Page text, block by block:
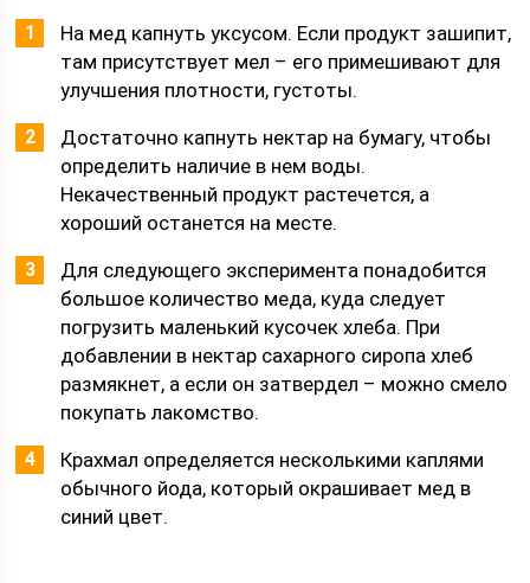
На мед капнуть уксусом. Если продукт зашипит,
там присутствует мел – его примешивают для
улучшения плотности, густоты.
Достаточно капнуть нектар на бумагу, чтобы
определить наличие в нем воды.
Некачественный продукт растечется, а
хороший останется на месте.
Для следующего эксперимента понадобится
большое количество меда, куда следует
погрузить маленький кусочек хлеба. При
добавлении в нектар сахарного сиропа хлеб
размякнет, а если он затвердел – можно смело
покупать лакомство.
Крахмал определяется несколькими каплями
обычного йода, который окрашивает мед в
синий цвет.